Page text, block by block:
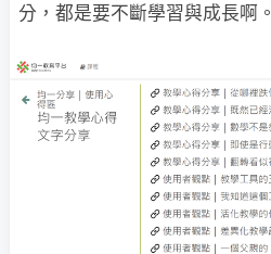
分，都是要不斷學習與成長啊。